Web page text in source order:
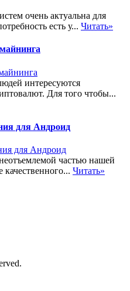
очень актуальна для
есть у... Читать»
интересуются
Для того чтобы...
для Андроид
частью нашей
Читать»